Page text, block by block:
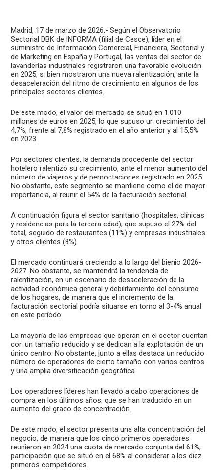
Madrid, 17 de marzo de 2026.- Según el Observatorio
Sectorial DBK de INFORMA (filial de Cesce), líder en el
suministro de Información Comercial, Financiera, Sectorial y
de Marketing en España y Portugal, las ventas del sector de
lavanderías industriales registraron una favorable evolución
en 2025, si bien mostraron una nueva ralentización, ante la
desaceleración del ritmo de crecimiento en algunos de los
principales sectores clientes.
De este modo, el valor del mercado se situó en 1.010
millones de euros en 2025, lo que supuso un crecimiento del
4,7%, frente al 7,8% registrado en el año anterior y al 15,5%
en 2023.
Por sectores clientes, la demanda procedente del sector
hotelero ralentizó su crecimiento, ante el menor aumento del
número de viajeros y de pernoctaciones registrado en 2025.
No obstante, este segmento se mantiene como el de mayor
importancia, al reunir el 54% de la facturación sectorial.
A continuación figura el sector sanitario (hospitales, clínicas
y residencias para la tercera edad), que supuso el 27% del
total, seguido de restaurantes (11%) y empresas industriales
y otros clientes (8%).
El mercado continuará creciendo a lo largo del bienio 2026-
2027. No obstante, se mantendrá la tendencia de
ralentización, en un escenario de desaceleración de la
actividad económica general y debilitamiento del consumo
de los hogares, de manera que el incremento de la
facturación sectorial podría situarse en torno al 3-4% anual
en este período.
La mayoría de las empresas que operan en el sector cuentan
con un tamaño reducido y se dedican a la explotación de un
único centro. No obstante, junto a ellas destaca un reducido
número de operadores de cierto tamaño con varios centros
y una amplia diversificación geográfica.
Los operadores líderes han llevado a cabo operaciones de
compra en los últimos años, que se han traducido en un
aumento del grado de concentración.
De este modo, el sector presenta una alta concentración del
negocio, de manera que los cinco primeros operadores
reunieron en 2024 una cuota de mercado conjunta del 61%,
participación que se situó en el 68% al considerar a los diez
primeros competidores.